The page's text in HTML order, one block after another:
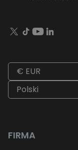
€ EUR
Polski
FIRMA